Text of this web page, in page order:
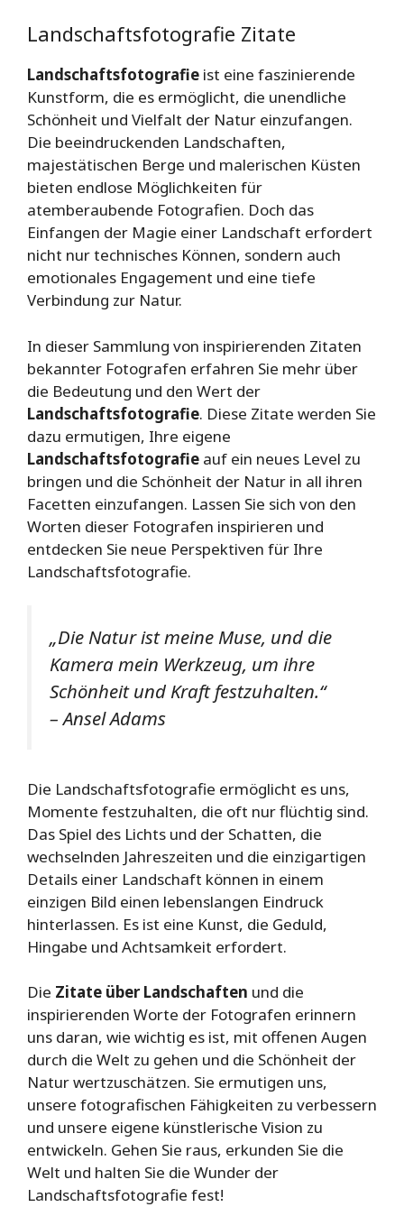
Landschaftsfotografie Zitate
Landschaftsfotografie ist eine faszinierende
Kunstform, die es ermöglicht, die unendliche
Schönheit und Vielfalt der Natur einzufangen.
Die beeindruckenden Landschaften,
majestätischen Berge und malerischen Küsten
bieten endlose Möglichkeiten für
atemberaubende Fotografien. Doch das
Einfangen der Magie einer Landschaft erfordert
nicht nur technisches Können, sondern auch
emotionales Engagement und eine tiefe
Verbindung zur Natur.
In dieser Sammlung von inspirierenden Zitaten
bekannter Fotografen erfahren Sie mehr über
die Bedeutung und den Wert der
Landschaftsfotografie. Diese Zitate werden Sie
dazu ermutigen, Ihre eigene
Landschaftsfotografie auf ein neues Level zu
bringen und die Schönheit der Natur in all ihren
Facetten einzufangen. Lassen Sie sich von den
Worten dieser Fotografen inspirieren und
entdecken Sie neue Perspektiven für Ihre
Landschaftsfotografie.
„Die Natur ist meine Muse, und die
Kamera mein Werkzeug, um ihre
Schönheit und Kraft festzuhalten.“
– Ansel Adams
Die Landschaftsfotografie ermöglicht es uns,
Momente festzuhalten, die oft nur flüchtig sind.
Das Spiel des Lichts und der Schatten, die
wechselnden Jahreszeiten und die einzigartigen
Details einer Landschaft können in einem
einzigen Bild einen lebenslangen Eindruck
hinterlassen. Es ist eine Kunst, die Geduld,
Hingabe und Achtsamkeit erfordert.
Die Zitate über Landschaften und die
inspirierenden Worte der Fotografen erinnern
uns daran, wie wichtig es ist, mit offenen Augen
durch die Welt zu gehen und die Schönheit der
Natur wertzuschätzen. Sie ermutigen uns,
unsere fotografischen Fähigkeiten zu verbessern
und unsere eigene künstlerische Vision zu
entwickeln. Gehen Sie raus, erkunden Sie die
Welt und halten Sie die Wunder der
Landschaftsfotografie fest!